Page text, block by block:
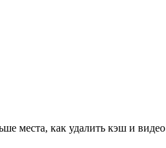
места, как удалить кэш и видео